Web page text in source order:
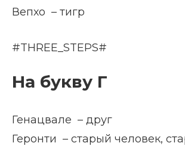
Вепхо – тигр
#THREE_STEPS#
На букву Г
Генацвале – друг
Геронти – старый человек,